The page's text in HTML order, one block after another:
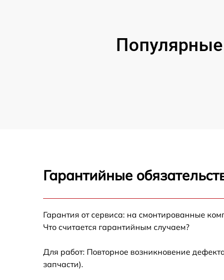
Гарантийные
Гарантия от сервиса: на смонтированные
Что считается гарантийным случаем?
Для работ: Повторное возникновение
запчасти).